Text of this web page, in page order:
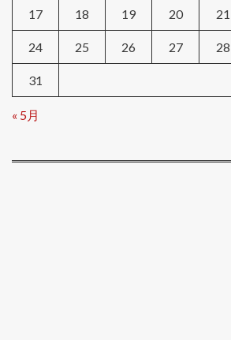
17 18 19 20 21
24 25 26 27 28
31
« 5月